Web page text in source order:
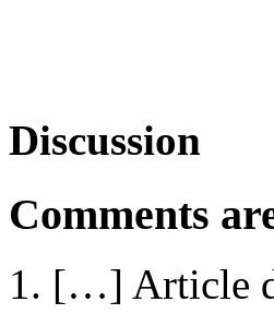
Discussion
Comments
[…] Article